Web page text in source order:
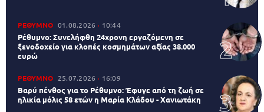
ΡΕΘΥΜΝΟ 01.08.2026 10:44
Ρέθυμνο: Συνελήφθη 24χρονη εργαζόμενη σε
ξενοδοχείο για κλοπές κοσμημάτων αξίας 38.000
ευρώ
ΡΕΘΥΜΝΟ 25.07.2026 16:09
Βαρύ πένθος για το Ρέθυμνο: Έφυγε από τη ζωή σε
ηλικία μόλις 58 ετών η Μαρία Κλάδου - Χανιωτάκη